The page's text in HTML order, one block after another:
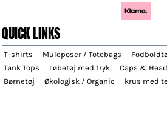
QUICK LINKS
T-shirts Muleposer / Totebags
Tank Tops
Løbetøj med tryk Caps &
Børnetøj
Økologisk / Organic krus med